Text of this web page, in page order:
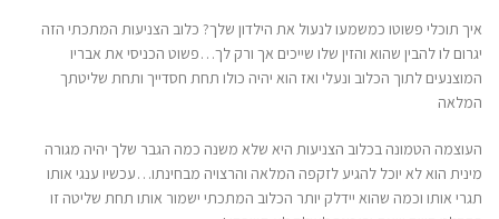
איך תוכלי פשוטו כמשמעו לנעול את הילדון שלך? כלוב הצניעות המתכתי הזה
יגרום לו להבין שהוא והזין שלו שייכים אך ורק לך…פשוט הכניסי את אבריו
המוצנעים לתוך הכלוב ונעלי ואז הוא יהיה כולו תחת חסדייך ותחת שליטתך
המלאה
העוצמה הטמונה בכלוב הצניעות היא שלא משנה כמה הגבר שלך יהיה מגורה
מינית הוא לא יוכל להגיע לזקפה המלאה והרצויה מבחינתו…עכשיו ענגי אותו
תגרי אותו וכמה שהוא יידלק יותר הכלוב המתכתי ישמור אותו תחת שליטה זו